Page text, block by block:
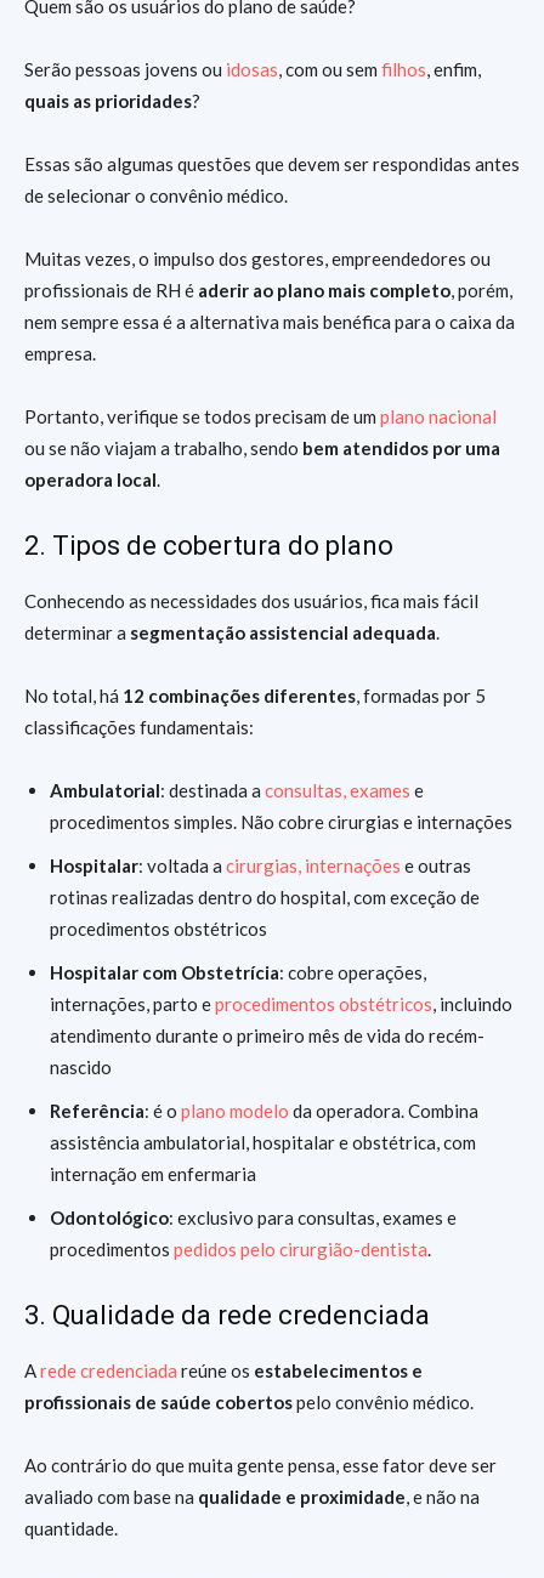
Quem são os usuários do plano de saúde?
Serão pessoas jovens ou idosas, com ou sem filhos, enfim,
quais as prioridades?
Essas são algumas questões que devem ser respondidas antes
de selecionar o convênio médico.
Muitas vezes, o impulso dos gestores, empreendedores ou
profissionais de RH é aderir ao plano mais completo, porém,
nem sempre essa é a alternativa mais benéfica para o caixa da
empresa.
Portanto, verifique se todos precisam de um plano nacional
ou se não viajam a trabalho, sendo bem atendidos por uma
operadora local.
2. Tipos de cobertura do plano
Conhecendo as necessidades dos usuários, fica mais fácil
determinar a segmentação assistencial adequada.
No total, há 12 combinações diferentes, formadas por 5
classificações fundamentais:
Ambulatorial: destinada a consultas, exames e
procedimentos simples. Não cobre cirurgias e internações
Hospitalar: voltada a cirurgias, internações e outras
rotinas realizadas dentro do hospital, com exceção de
procedimentos obstétricos
Hospitalar com Obstetrícia: cobre operações,
internações, parto eprocedimentos obstétricos, incluindo
atendimento durante o primeiro mês de vida do recém-
nascido
Referência: é o plano modelo da operadora. Combina
assistência ambulatorial, hospitalar e obstétrica, com
internação em enfermaria
Odontológico: exclusivo para consultas, exames e
procedimentos pedidos pelo cirurgião-dentista.
3. Qualidade da rede credenciada
Arede credenciada reúne os estabelecimentos e
profissionais de saúde cobertospelo convênio médico.
Ao contrário do que muita gente pensa, esse fator deve ser
avaliado com base na qualidade e proximidade, e não na
quantidade.